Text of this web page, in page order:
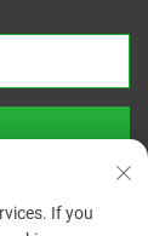
If you